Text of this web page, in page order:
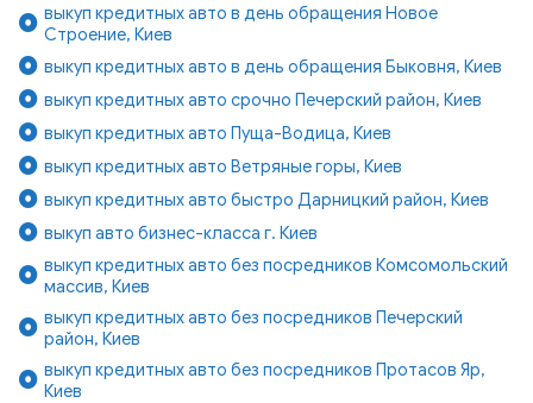
выкуп кредитных авто в день обращения Новое
Строение, Киев
выкуп кредитных авто в день обращения Быковня, Киев
выкуп кредитных авто срочно Печерский район, Киев
выкуп кредитных авто Пуща-Водица, Киев
выкуп кредитных авто Ветряные горы, Киев
выкуп кредитных авто быстро Дарницкий район, Киев
выкуп авто бизнес-класса г. Киев
выкуп кредитных авто без посредников Комсомольский
массив, Киев
выкуп кредитных авто без посредников Печерский
район, Киев
выкуп кредитных авто без посредников Протасов Яр,
Киев